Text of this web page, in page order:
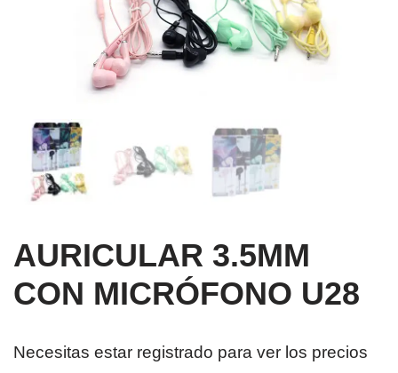
AURICULAR 3.5MM
CON MICRÓFONO U28
Necesitas estar registrado para ver los precios